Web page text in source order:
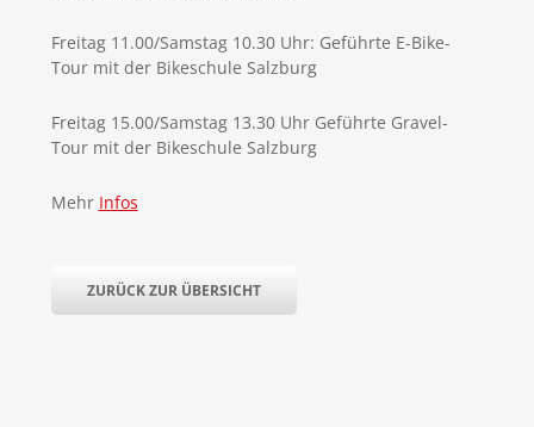
Freitag 11.00/Samstag 10.30 Uhr: Geführte E-Bike-
Tour mit der Bikeschule Salzburg
Freitag 15.00/Samstag 13.30 Uhr Geführte Gravel-
Tour mit der Bikeschule Salzburg
Mehr Infos
ZURÜCK ZUR ÜBERSICHT